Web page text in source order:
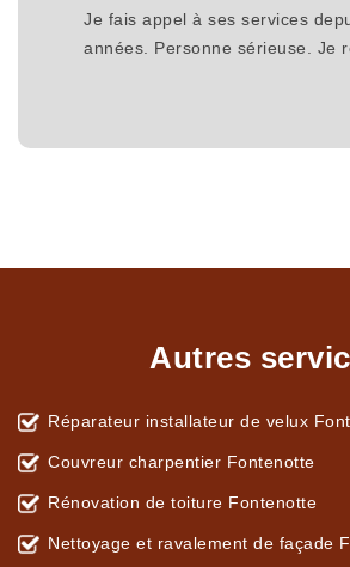
Je fais appel à ses services
années. Personne sérieuse. Je
Autres
Réparateur installateur de velux
Couvreur charpentier Fontenotte
Rénovation de toiture Fontenotte
Nettoyage et ravalement de façade